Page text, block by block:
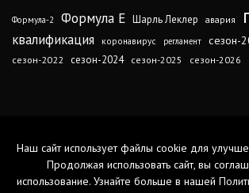
Формула-2 Формула Е Шарль Леклер авария
квалификация коронавирус регламент сезон-
сезон-2022 сезон-2024 сезон-2025 сезон-2026
Наш сайт использует файлы cookie для
Продолжая использовать сайт, вы
использование. Узнайте больше в нашей